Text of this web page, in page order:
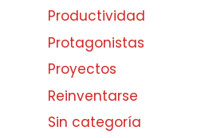
Productividad
Protagonistas
Proyectos
Reinventarse
Sin categoría